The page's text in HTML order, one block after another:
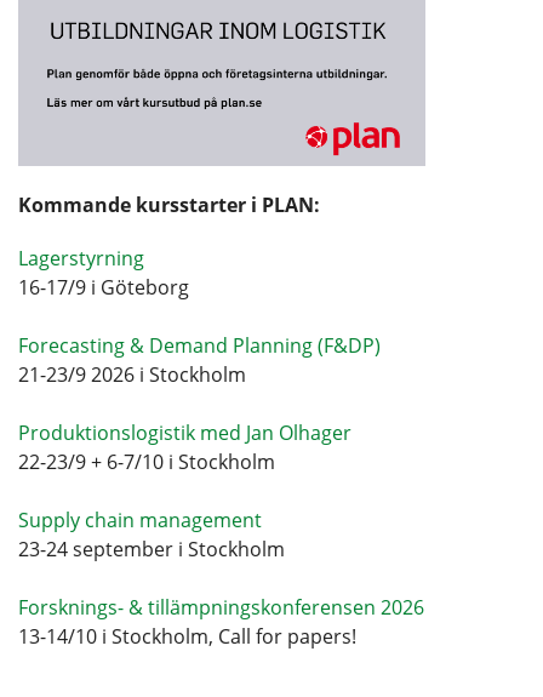
Kommande kursstarter i PLAN:
Lagerstyrning
16-17/9 i Göteborg
Forecasting & Demand Planning (F&DP)
21-23/9 2026 i Stockholm
Produktionslogistik med Jan Olhager
22-23/9 + 6-7/10 i Stockholm
Supply chain management
23-24 september i Stockholm
Forsknings- & tillämpningskonferensen 2026
13-14/10 i Stockholm, Call for papers!